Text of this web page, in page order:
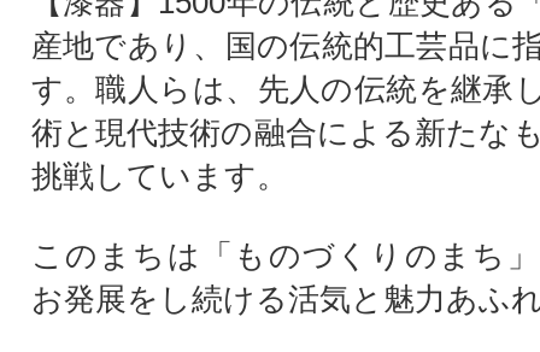
産地であり、国の伝統的工芸品に
す。職人らは、先人の伝統を継承
術と現代技術の融合による新たな
挑戦しています。
このまちは「ものづくりのまち
お発展をし続ける活気と魅力あふ